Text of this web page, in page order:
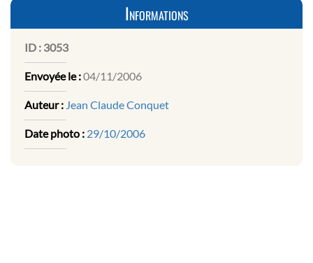
Informations
ID : 3053
Envoyée le :04/11/2006
Auteur : Jean Claude Conquet
Date photo : 29/10/2006